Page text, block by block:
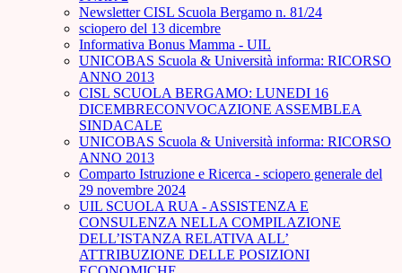
Newsletter CISL Scuola Bergamo n. 81/24
sciopero del 13 dicembre
Informativa Bonus Mamma - UIL
UNICOBAS Scuola & Università informa: RICORSO
ANNO 2013
CISL SCUOLA BERGAMO: LUNEDI 16
DICEMBRECONVOCAZIONE ASSEMBLEA
SINDACALE
UNICOBAS Scuola & Università informa: RICORSO
ANNO 2013
Comparto Istruzione e Ricerca - sciopero generale del
29 novembre 2024
UIL SCUOLA RUA - ASSISTENZA E
CONSULENZA NELLA COMPILAZIONE
DELL’ISTANZA RELATIVA ALL’
ATTRIBUZIONE DELLE POSIZIONI